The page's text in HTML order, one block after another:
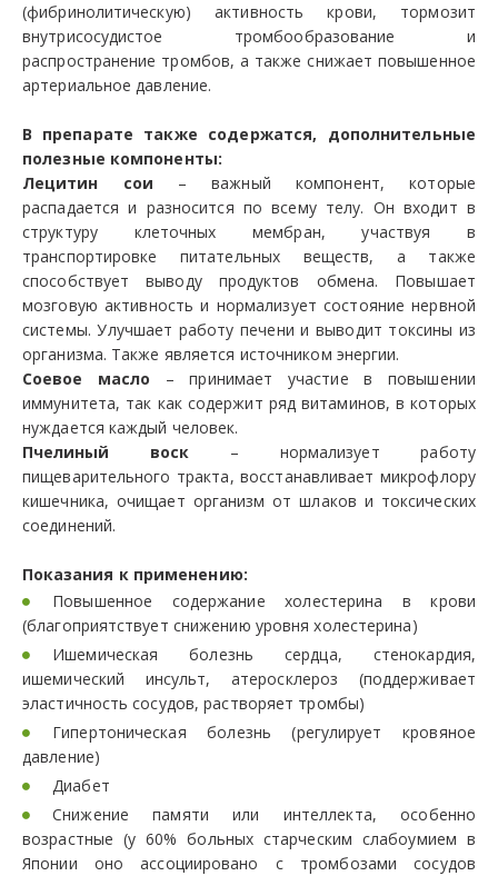
(фибринолитическую) активность крови, тормозит
внутрисосудистое тромбообразование и
распространение тромбов, а также снижает повышенное
артериальное давление.
В препарате также содержатся, дополнительные
полезные компоненты:
Лецитин сои – важный компонент, которые
распадается и разносится по всему телу. Он входит в
структуру клеточных мембран, участвуя в
транспортировке питательных веществ, а также
способствует выводу продуктов обмена. Повышает
мозговую активность и нормализует состояние нервной
системы. Улучшает работу печени и выводит токсины из
организма. Также является источником энергии.
Соевое масло – принимает участие в повышении
иммунитета, так как содержит ряд витаминов, в которых
нуждается каждый человек.
Пчелиный воск – нормализует работу
пищеварительного тракта, восстанавливает микрофлору
кишечника, очищает организм от шлаков и токсических
соединений.
Показания к применению:
Повышенное содержание холестерина в крови
(благоприятствует снижению уровня холестерина)
Ишемическая болезнь сердца, стенокардия,
ишемический инсульт, атеросклероз (поддерживает
эластичность сосудов, растворяет тромбы)
Гипертоническая болезнь (регулирует кровяное
давление)
Диабет
Снижение памяти или интеллекта, особенно
возрастные (у 60% больных старческим слабоумием в
Японии оно ассоциировано с тромбозами сосудов